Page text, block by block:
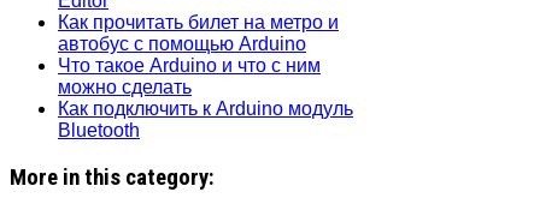
Как прочитать билет на метро и
автобус с помощью Arduino
Что такое Arduino и что с ним
можно сделать
Как подключить к Arduino модуль
Bluetooth
More in this category: